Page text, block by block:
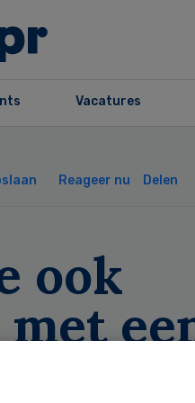
Vacatures
Reageer nu Delen
ook